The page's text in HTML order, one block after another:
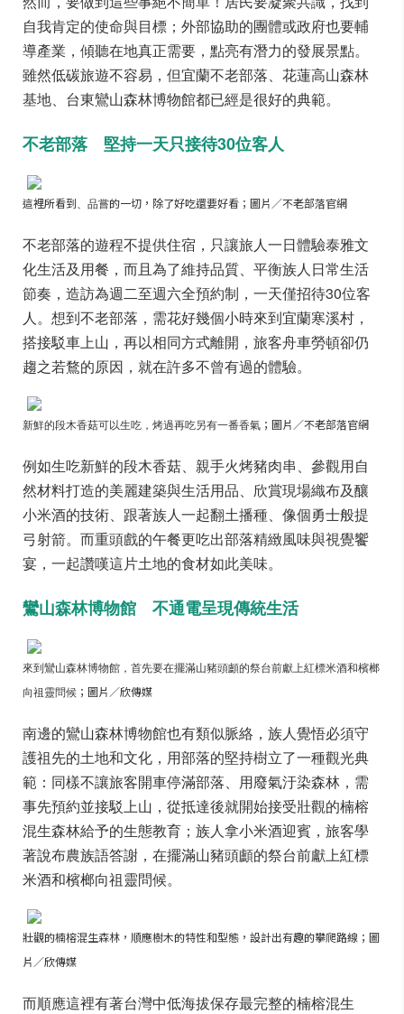
自我肯定的使命與目標；外部協助的團體或政府也要輔
導產業，傾聽在地真正需要，點亮有潛力的發展景點。
雖然低碳旅遊不容易，但宜蘭不老部落、花蓮高山森林
基地、台東鸞山森林博物館都已經是很好的典範。
不老部落 堅持一天只接待30位客人
這裡所看到 、品嘗的一切，除了好吃還要好看；圖片／不老部落官網
不老部落的遊程不提供住宿，只讓旅人一日體驗泰雅文
化生活及用餐，而且為了維持品質、平衡族人日常生活
節奏，造訪為週二至週六全預約制，一天僅招待30位客
人。想到不老部落，需花好幾個小時來到宜蘭寒溪村，
搭接駁車上山，再以相同方式離開，旅客舟車勞頓卻仍
趨之若鶩的原因，就在許多不曾有過的體驗。
新鮮的段木香菇可以生吃，烤過再吃另有一番香氣 ；圖片／不老部落官網
例如生吃新鮮的段木香菇、親手火烤豬肉串、參觀用自
然材料打造的美麗建築與生活用品、欣賞現場織布及釀
小米酒的技術、跟著族人一起翻土播種、像個勇士般提
弓射箭。而重頭戲的午餐更吃出部落精緻風味與視覺饗
宴，一起讚嘆這片土地的食材如此美味。
鸞山森林博物館 不通電呈現傳統生活
來到鸞山森林博物館，首先要在擺滿山豬頭顱的祭台前獻上紅標米酒和檳榔
向祖靈問候 ；圖片／欣傳媒
南邊的鸞山森林博物館也有類似脈絡，族人覺悟必須守
護祖先的土地和文化，用部落的堅持樹立了一種觀光典
範：同樣不讓旅客開車停滿部落、用廢氣汙染森林，需
事先預約並接駁上山，從抵達後就開始接受壯觀的楠榕
混生森林給予的生態教育；族人拿小米酒迎賓，旅客學
著說布農族語答謝，在擺滿山豬頭顱的祭台前獻上紅標
米酒和檳榔向祖靈問候。
壯觀的楠榕混生森林，順應樹木的特性和型態，設計出有趣的攀爬路線；圖
片／欣傳媒
而順應這裡有著台灣中低海拔保存最完整的楠榕混生